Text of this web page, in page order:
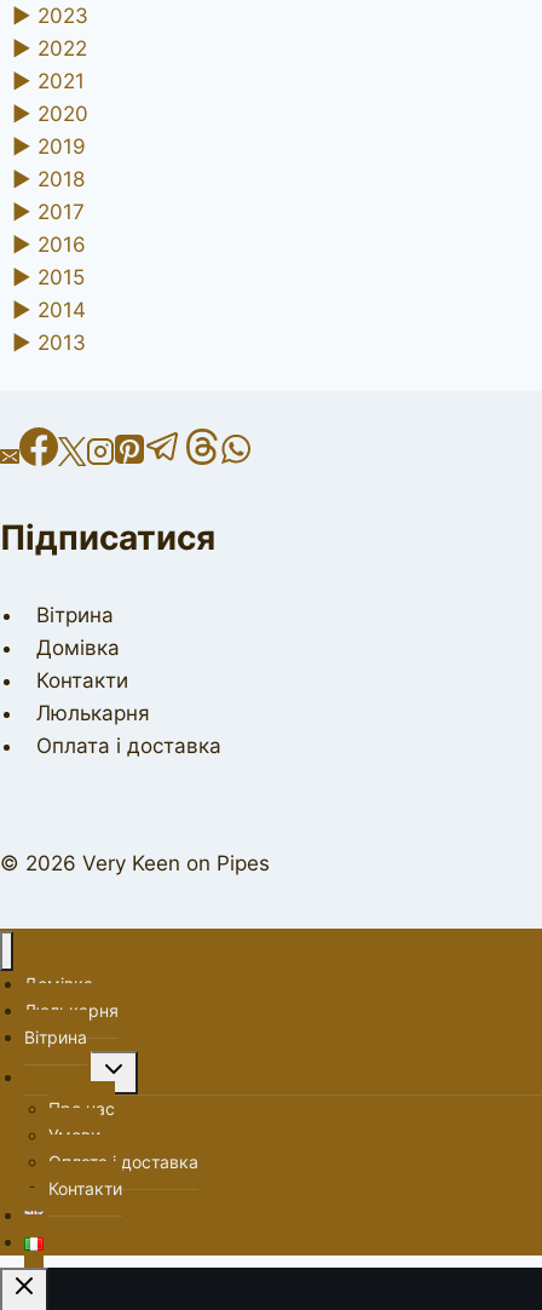
► 2023
► 2022
► 2021
► 2020
► 2019
► 2018
► 2017
► 2016
► 2015
► 2014
► 2013
Підписатися
Вітрина
Домівка
Контакти
Люлькарня
Оплата і доставка
© 2026 Very Keen on Pipes
Домівка
Люлькарня
Вітрина
Перемкнути
меню
нащадка
Про нас
Умови
Оплата і доставка
Контакти